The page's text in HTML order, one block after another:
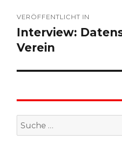
VERÖFFENTLICHT IN
Interview:
Verein
Suche
nach: